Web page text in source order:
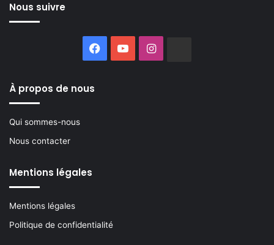
Nous suivre
Facebook
YouTubeInstagram
À propos de nous
Qui sommes-nous
Nous contacter
Mentions légales
Mentions légales
Politique de confidentialité